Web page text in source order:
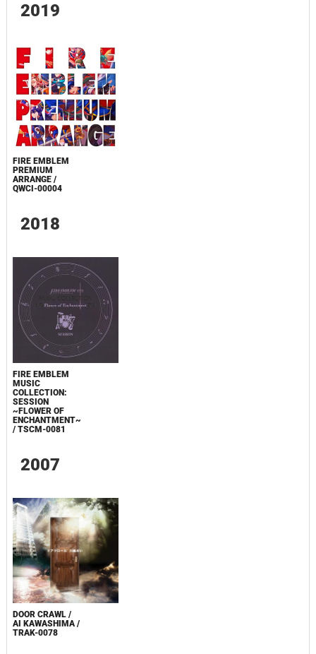
2019
FIRE EMBLEM
PREMIUM
ARRANGE /
QWCI-00004
2018
FIRE EMBLEM
MUSIC
COLLECTION:
SESSION
~FLOWER OF
ENCHANTMENT~
/ TSCM-0081
2007
DOOR CRAWL /
AI KAWASHIMA /
TRAK-0078